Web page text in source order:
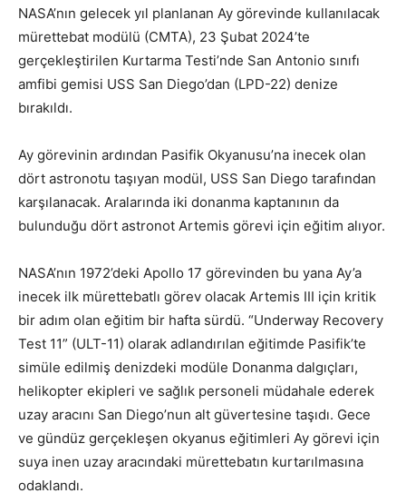
NASA’nın gelecek yıl planlanan Ay görevinde kullanılacak
mürettebat modülü (CMTA), 23 Şubat 2024’te
gerçekleştirilen Kurtarma Testi’nde San Antonio sınıfı
amfibi gemisi USS San Diego’dan (LPD-22) denize
bırakıldı.
Ay görevinin ardından Pasifik Okyanusu’na inecek olan
dört astronotu taşıyan modül, USS San Diego tarafından
karşılanacak. Aralarında iki donanma kaptanının da
bulunduğu dört astronot Artemis görevi için eğitim alıyor.
NASA’nın 1972’deki Apollo 17 görevinden bu yana Ay’a
inecek ilk mürettebatlı görev olacak Artemis III için kritik
bir adım olan eğitim bir hafta sürdü. “Underway Recovery
Test 11” (ULT-11) olarak adlandırılan eğitimde Pasifik’te
simüle edilmiş denizdeki modüle Donanma dalgıçları,
helikopter ekipleri ve sağlık personeli müdahale ederek
uzay aracını San Diego’nun alt güvertesine taşıdı. Gece
ve gündüz gerçekleşen okyanus eğitimleri Ay görevi için
suya inen uzay aracındaki mürettebatın kurtarılmasına
odaklandı.